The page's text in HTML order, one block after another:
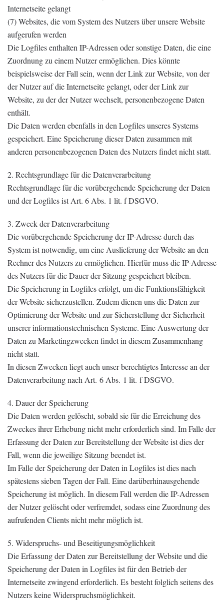
Internetseite gelangt
(7) Websites, die vom System des Nutzers über unsere Website
aufgerufen werden
Die Logfiles enthalten IP-Adressen oder sonstige Daten, die eine
Zuordnung zu einem Nutzer ermöglichen. Dies könnte
beispielsweise der Fall sein, wenn der Link zur Website, von der
der Nutzer auf die Internetseite gelangt, oder der Link zur
Website, zu der der Nutzer wechselt, personenbezogene Daten
enthält.
Die Daten werden ebenfalls in den Logfiles unseres Systems
gespeichert. Eine Speicherung dieser Daten zusammen mit
anderen personenbezogenen Daten des Nutzers findet nicht statt.
2. Rechtsgrundlage für die Datenverarbeitung
Rechtsgrundlage für die vorübergehende Speicherung der Daten
und der Logfiles ist Art. 6 Abs. 1 lit. f DSGVO.
3. Zweck der Datenverarbeitung
Die vorübergehende Speicherung der IP-Adresse durch das
System ist notwendig, um eine Auslieferung der Website an den
Rechner des Nutzers zu ermöglichen. Hierfür muss die IP-Adresse
des Nutzers für die Dauer der Sitzung gespeichert bleiben.
Die Speicherung in Logfiles erfolgt, um die Funktionsfähigkeit
der Website sicherzustellen. Zudem dienen uns die Daten zur
Optimierung der Website und zur Sicherstellung der Sicherheit
unserer informationstechnischen Systeme. Eine Auswertung der
Daten zu Marketingzwecken findet in diesem Zusammenhang
nicht statt.
In diesen Zwecken liegt auch unser berechtigtes Interesse an der
Datenverarbeitung nach Art. 6 Abs. 1 lit. f DSGVO.
4. Dauer der Speicherung
Die Daten werden gelöscht, sobald sie für die Erreichung des
Zweckes ihrer Erhebung nicht mehr erforderlich sind. Im Falle der
Erfassung der Daten zur Bereitstellung der Website ist dies der
Fall, wenn die jeweilige Sitzung beendet ist.
Im Falle der Speicherung der Daten in Logfiles ist dies nach
spätestens sieben Tagen der Fall. Eine darüberhinausgehende
Speicherung ist möglich. In diesem Fall werden die IP-Adressen
der Nutzer gelöscht oder verfremdet, sodass eine Zuordnung des
aufrufenden Clients nicht mehr möglich ist.
5. Widerspruchs- und Beseitigungsmöglichkeit
Die Erfassung der Daten zur Bereitstellung der Website und die
Speicherung der Daten in Logfiles ist für den Betrieb der
Internetseite zwingend erforderlich. Es besteht folglich seitens des
Nutzers keine Widerspruchsmöglichkeit.